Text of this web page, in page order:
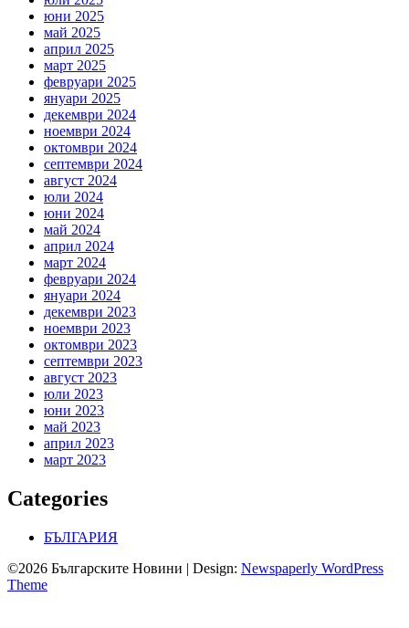
юни 2025
май 2025
април 2025
март 2025
февруари 2025
януари 2025
декември 2024
ноември 2024
октомври 2024
септември 2024
август 2024
юли 2024
юни 2024
май 2024
април 2024
март 2024
февруари 2024
януари 2024
декември 2023
ноември 2023
октомври 2023
септември 2023
август 2023
юли 2023
юни 2023
май 2023
април 2023
март 2023
Categories
БЪЛГАРИЯ
©2026 Българските Новини | Design: Newspaperly WordPress
Theme